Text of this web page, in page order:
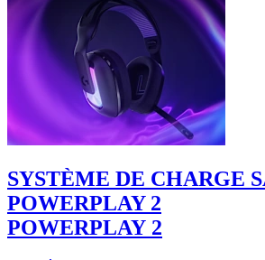
SYSTÈME DE CHARGE
POWERPLAY 2
POWERPLAY 2